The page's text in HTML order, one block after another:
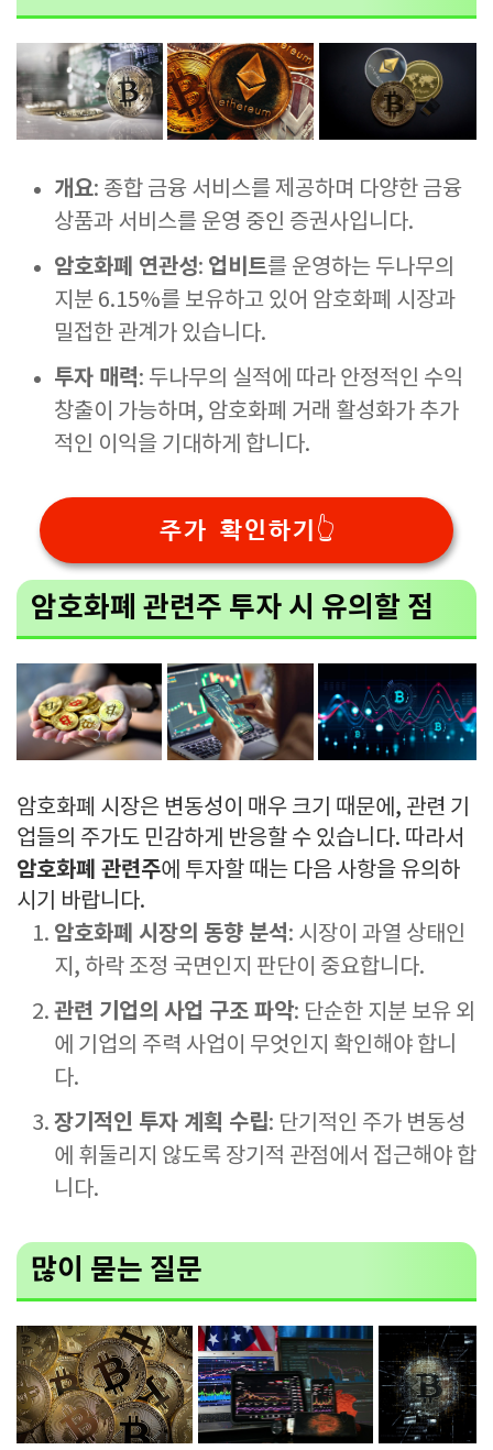
개요: 종합 금융 서비스를 제공하며 다양한 금융
상품과 서비스를 운영 중인 증권사입니다.
암호화폐 연관성: 업비트를 운영하는 두나무의
지분 6.15%를 보유하고 있어 암호화폐 시장과
밀접한 관계가 있습니다.
투자 매력: 두나무의 실적에 따라 안정적인 수익
창출이 가능하며, 암호화폐 거래 활성화가 추가
적인 이익을 기대하게 합니다.
주가 확인하기👆
암호화폐 관련주 투자 시 유의할 점
암호화폐 시장은 변동성이 매우 크기 때문에, 관련 기
업들의 주가도 민감하게 반응할 수 있습니다. 따라서
암호화폐 관련주에 투자할 때는 다음 사항을 유의하
시기 바랍니다.
암호화폐 시장의 동향 분석: 시장이 과열 상태인
지, 하락 조정 국면인지 판단이 중요합니다.
관련 기업의 사업 구조 파악: 단순한 지분 보유 외
에 기업의 주력 사업이 무엇인지 확인해야 합니
다.
장기적인 투자 계획 수립: 단기적인 주가 변동성
에 휘둘리지 않도록 장기적 관점에서 접근해야 합
니다.
많이 묻는 질문